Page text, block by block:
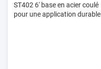
ST402 6' base en acier coulé
pour une application durable